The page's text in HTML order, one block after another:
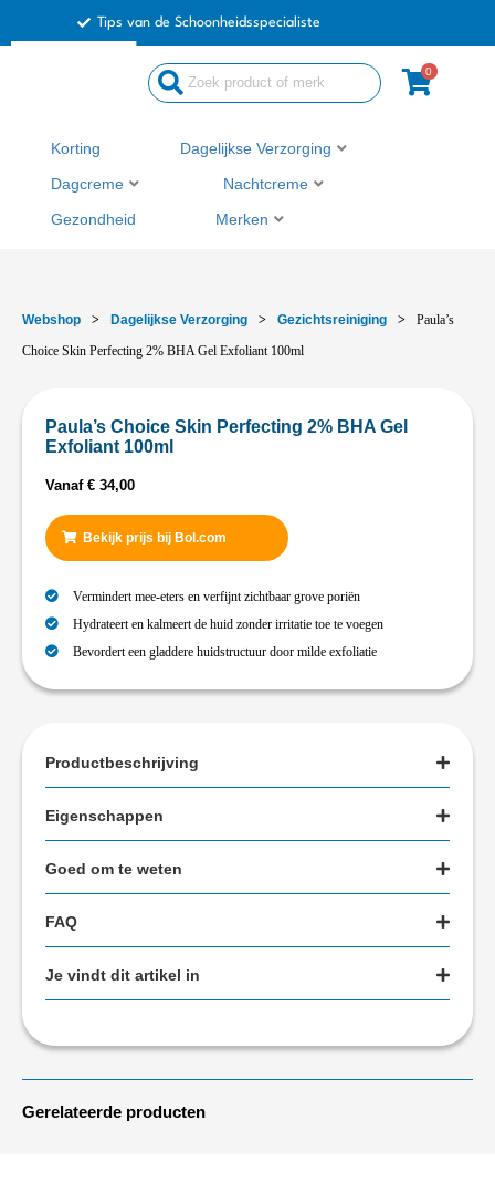
Tips van de Schoonheidsspecialiste
0
Korting Dagelijkse Verzorging
Dagcreme Nachtcreme
Gezondheid Merken
Webshop > Dagelijkse Verzorging > Gezichtsreiniging >
Paula’s
Choice Skin Perfecting 2% BHA Gel Exfoliant 100ml
Paula’s Choice Skin Perfecting 2% BHA Gel
Exfoliant 100ml
Vanaf € 34,00
Bekijk prijs bij Bol.com
Vermindert mee-eters en verfijnt zichtbaar grove poriën
Hydrateert en kalmeert de huid zonder irritatie toe te voegen
Bevordert een gladdere huidstructuur door milde exfoliatie
Productbeschrijving
Eigenschappen
Goed om te weten
FAQ
Je vindt dit artikel in
Gerelateerde producten